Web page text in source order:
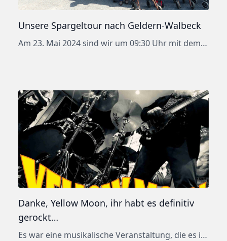
Unsere Spargeltour nach Geldern-Walbeck
Am 23. Mai 2024 sind wir um 09:30 Uhr mit dem Bus zu unserer Spargeltour nach Geldern-Walbeck aufgebrochen. Pünktlich zum Mittagessen erreichten wir unser Spargel-Restaurant Zum Mühlenhof in Walbeck. Alles war bereits für unsere Ankunft vorbereitet, und wir konnten uns bei einem leckeren Spargelessen von der kurzweiligen Bustour entspannen. Der ausgesprochen leckere Spargel wurde immer […]
Danke, Yellow Moon, ihr habt es definitiv
gerockt…
Es war eine musikalische Veranstaltung, die es in sich hatte. Die Band hat nicht nur die AWO Troisdorf-Mitte gerockt, sondern auch das Gefühl der 60er-/ 70er-Jahre auf wunderbare Art und Weise vermittelt. Ein wahrer Schatz, unvergessener Musik, ist an diesem Abend wieder lebendig geworden. Wir haben uns gemeinsam in eine Zeit begeben, die musikalisch faszinierend […]